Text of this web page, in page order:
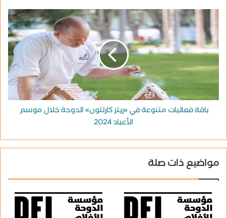
باقة فعاليات متنوعة في «ريتز كارلتون» الدوحة خلال موسم
الأعياد 2024
مواضيع ذات صلة